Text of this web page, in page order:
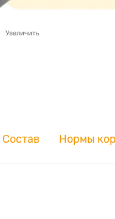
Увеличить
Состав Нормы